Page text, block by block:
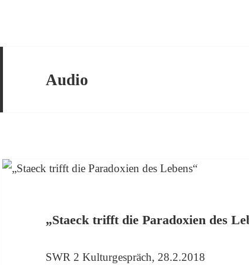
Audio
„Staeck trifft die Paradoxien des
SWR 2 Kulturgespräch, 28.2.2018